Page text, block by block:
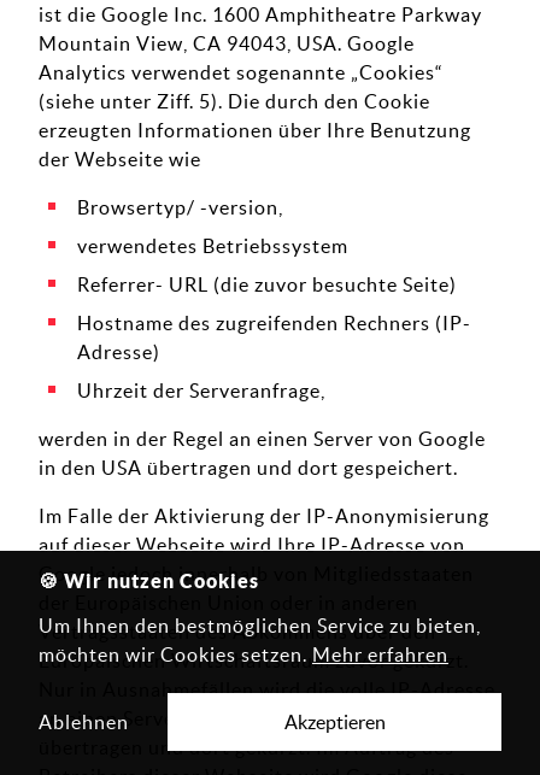
ist die Google Inc. 1600 Amphitheatre Parkway
Mountain View, CA 94043, USA. Google
Analytics verwendet sogenannte „Cookies“
(siehe unter Ziff. 5). Die durch den Cookie
erzeugten Informationen über Ihre Benutzung
der Webseite wie
Browsertyp/ -version,
verwendetes Betriebssystem
Referrer- URL (die zuvor besuchte Seite)
Hostname des zugreifenden Rechners (IP-
Adresse)
Uhrzeit der Serveranfrage,
werden in der Regel an einen Server von Google
in den USA übertragen und dort gespeichert.
Im Falle der Aktivierung der IP-Anonymisierung
auf dieser Webseite wird Ihre IP-Adresse von
Google jedoch innerhalb von Mitgliedsstaaten
Vertragsstaaten des Abkommens über den
Europäischen Wirtschaftsraum zuvor gekürzt.
Nur in Ausnahmefällen wird die volle IP-Adresse
an einen Server von Google in den USA
übertragen und dort gekürzt. Im Auftrag des
🍪 Wir nutzen Cookies
Um Ihnen den bestmöglichen Service zu bieten,
möchten wir Cookies setzen. Mehr erfahren
Ablehnen Akzeptieren